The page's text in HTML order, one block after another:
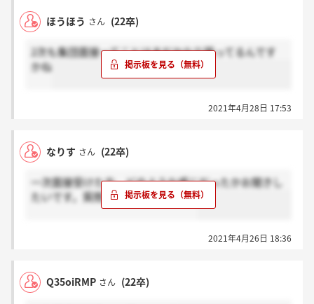
ほうほう さん (22卒)
2次も集団面接ってことはまだかなり残ってるんです
かね
2021年4月28日 17:53
なりす さん (22卒)
一次面接受けた方、どのような感じだったかお聞きし
たいです。質問内容や雰囲気など。
2021年4月26日 18:36
Q35oiRMP さん (22卒)